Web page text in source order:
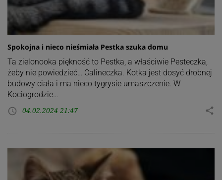
Spokojna i nieco nieśmiała Pestka szuka domu
Ta zielonooka piękność to Pestka, a właściwie Pesteczka,
żeby nie powiedzieć… Calineczka. Kotka jest dosyć drobnej
budowy ciała i ma nieco tygrysie umaszczenie. W
Kociogrodzie…
access_time 04.02.2024 21:47 share